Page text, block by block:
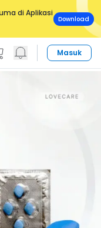
di Aplikasi
Download
Masuk